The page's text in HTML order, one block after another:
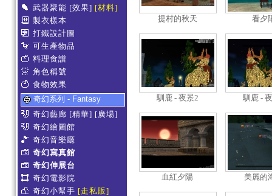
武器聚能 [效果] [材料]
製衣樣本
打鐵設計圖
可生產物品
料理食譜
角色稱號
食物效果
奇幻系列 - Fantasy
奇幻藝廊 [精華] [廣場]
奇幻繪圖館
奇幻音樂廳
奇幻寫真館
奇幻伸展台
奇幻電影院
奇幻小幫手 [走私販]
提村的秋天 看夕
馴鹿 - 夜景2 馴鹿 -
血紅夕陽 美麗的